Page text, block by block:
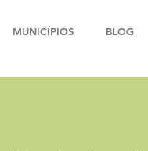
MUNICÍPIOS BLOG